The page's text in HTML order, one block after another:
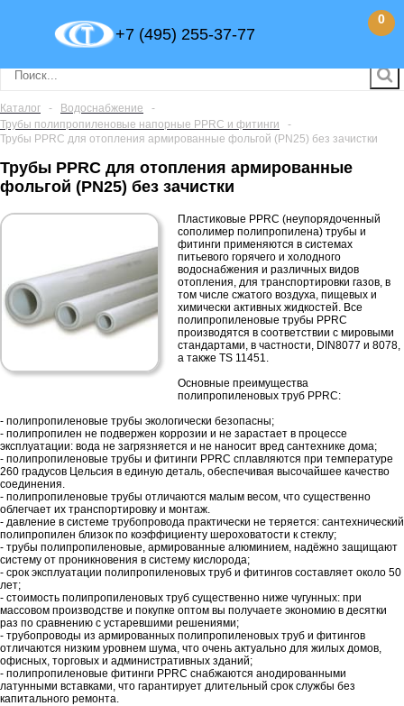
+7 (495) 255-37-77
0
Каталог - Водоснабжение
-
Трубы полипропиленовые напорные PPRC и фитинги
-
Трубы PPRC для отопления армированные фольгой (PN25) без зачистки
Трубы PPRC для отопления армированные
фольгой (PN25) без зачистки
Пластиковые PPRC (неупорядоченный
сополимер полипропилена) трубы и
фитинги применяются в системах
питьевого горячего и холодного
водоснабжения и различных видов
отопления, для транспортировки газов, в
том числе сжатого воздуха, пищевых и
химически активных жидкостей. Все
полипропиленовые трубы PPRC
производятся в соответствии с мировыми
стандартами, в частности, DIN8077 и 8078,
а также TS 11451.
Основные преимущества
полипропиленовых труб PPRC:
- полипропиленовые трубы экологически безопасны;
- полипропилен не подвержен коррозии и не зарастает в процессе
эксплуатации: вода не загрязняется и не наносит вред сантехнике дома;
- полипропиленовые трубы и фитинги PPRC сплавляются при температуре
260 градусов Цельсия в единую деталь, обеспечивая высочайшее качество
соединения.
- полипропиленовые трубы отличаются малым весом, что существенно
облегчает их транспортировку и монтаж.
- давление в системе трубопровода практически не теряется: сантехнический
полипропилен близок по коэффициенту шероховатости к стеклу;
- трубы полипропиленовые, армированные алюминием, надёжно защищают
систему от проникновения в систему кислорода;
- срок эксплуатации полипропиленовых труб и фитингов составляет около 50
лет;
- стоимость полипропиленовых труб существенно ниже чугунных: при
массовом производстве и покупке оптом вы получаете экономию в десятки
раз по сравнению с устаревшими решениями;
- трубопроводы из армированных полипропиленовых труб и фитингов
отличаются низким уровнем шума, что очень актуально для жилых домов,
офисных, торговых и административных зданий;
- полипропиленовые фитинги PPRC снабжаются анодированными
латунными вставками, что гарантирует длительный срок службы без
капитального ремонта.